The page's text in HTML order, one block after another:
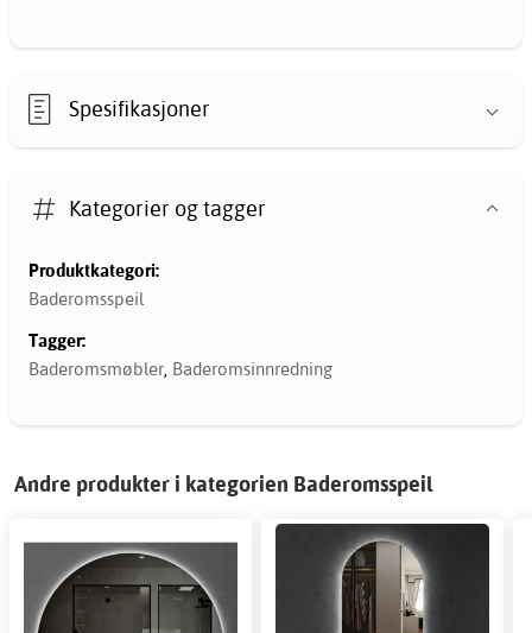
Spesifikasjoner
Kategorier og tagger
Produktkategori:
Baderomsspeil
Tagger:
Baderomsmøbler Baderomsinnredning
Andre produkter i kategorien Baderomsspeil